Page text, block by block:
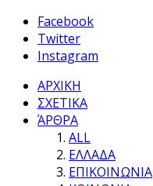
Facebook
Twitter
Instagram
ΑΡΧΙΚΗ
ΣΧΕΤΙΚΑ
ΆΡΘΡΑ
ALL
ΕΛΛΑΔΑ
ΕΠΙΚΟΙΝΩΝΙΑ